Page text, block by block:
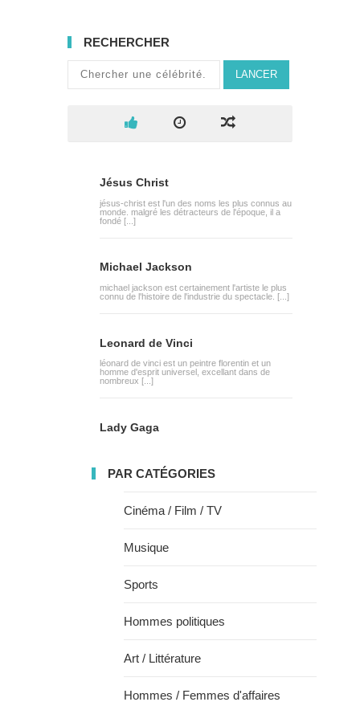
RECHERCHER
LANCER
Jésus Christ
jésus-christ est l'un des noms les plus connus au
monde. malgré les détracteurs de l'époque, il a
fondé [...]
Michael Jackson
michael jackson est certainement l'artiste le plus
connu de l'histoire de l'industrie du spectacle. [...]
Leonard de Vinci
léonard de vinci est un peintre florentin et un
homme d'esprit universel, excellant dans de
nombreux [...]
Lady Gaga
PAR CATÉGORIES
Cinéma / Film / TV
Musique
Sports
Hommes politiques
Art / Littérature
Hommes / Femmes d'affaires